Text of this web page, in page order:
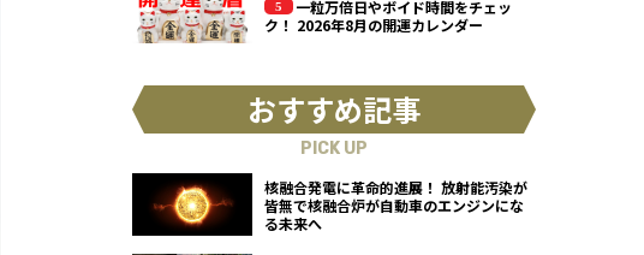
一粒万倍日やボイド時間をチェッ
ク！ 2026年8月の開運カレンダー
おすすめ記事
PICK UP
核融合発電に革命的進展！ 放射能汚染が
皆無で核融合炉が自動車のエンジンにな
る未来へ